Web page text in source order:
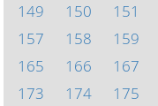
149
150 151
157
158 159
165
166 167
173
174 175